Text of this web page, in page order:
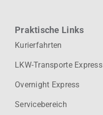
Praktische Links
Kurierfahrten
LKW-Transporte Express
Overnight Express
Servicebereich